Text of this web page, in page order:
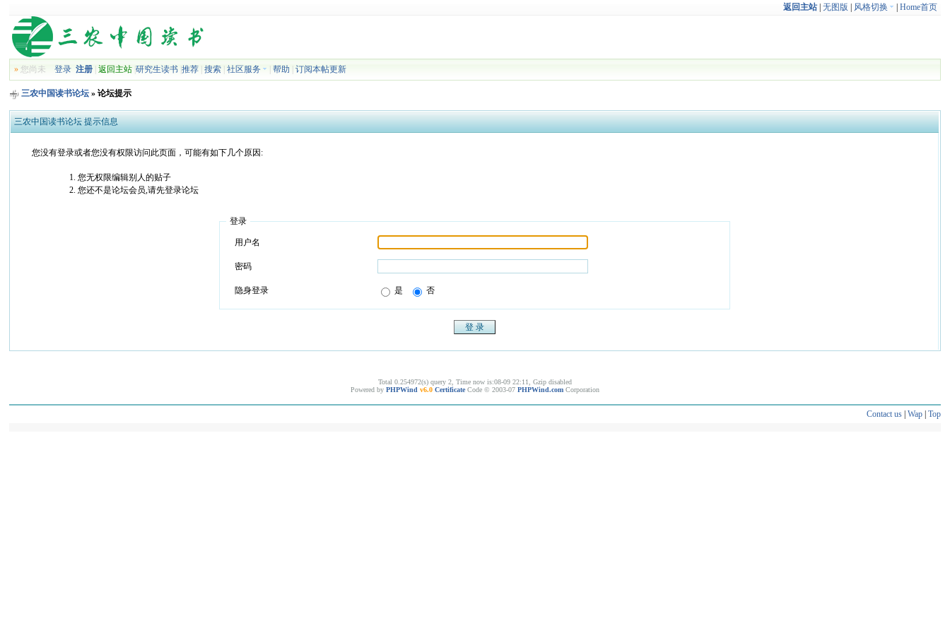
返回主站| 无图版 风格切换 Home首页
» 您尚未登录 注册 |返回主站 |研究生读书 |推荐 |搜索 |社区服务 |帮助 |订阅本帖更新
三农中国读书论坛 » 论坛提示
三农中国读书论坛 提示信息
您没有登录或者您没有权限访问此页面，可能有如下几个原因:
您无权限编辑别人的贴子
您还不是论坛会员,请先登录论坛
登录
用户名
密码
隐身登录 是 否
Total 0.254972(s) query 2, Time now is:08-09 22:11, Gzip disabled
Powered by PHPWind v6.0 Certificate Code © 2003-07 PHPWind.com Corporation
Contact us| Wap| Top